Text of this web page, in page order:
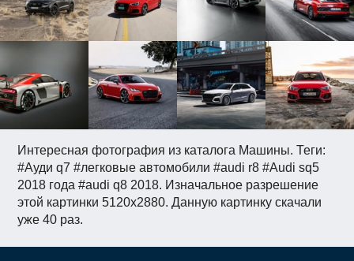
Интересная фотография из каталога Машины. Теги:
#Ауди q7 #легковые автомобили #audi r8 #Audi sq5
2018 года #audi q8 2018. Изначальное разрешение
этой картинки 5120x2880. Данную картинку скачали
уже 40 раз.